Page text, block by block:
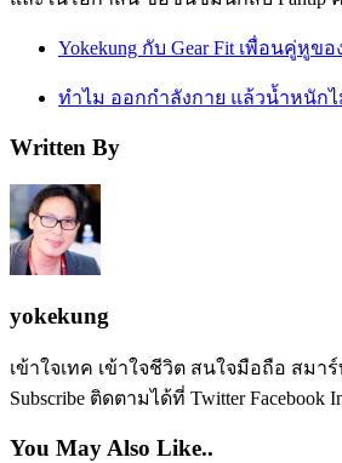
Yokekung กับ Gear Fit เพื่อนคู่หูข
ทำไม ออกกําลังกาย แล้วน้ำหนักไ
Written By
yokekung
เข้าใจเทค เข้าใจชีวิต สนใจมือถือ สมาร์
Subscribe ติดตามได้ที่ Twitter Facebook
You May Also Like..